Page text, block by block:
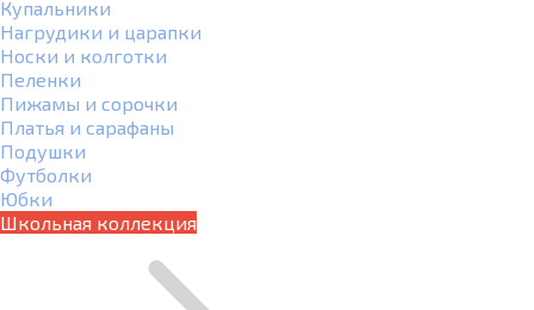
Купальники
Нагрудики и царапки
Носки и колготки
Пеленки
Пижамы и сорочки
Платья и сарафаны
Подушки
Футболки
Юбки
Школьная коллекция